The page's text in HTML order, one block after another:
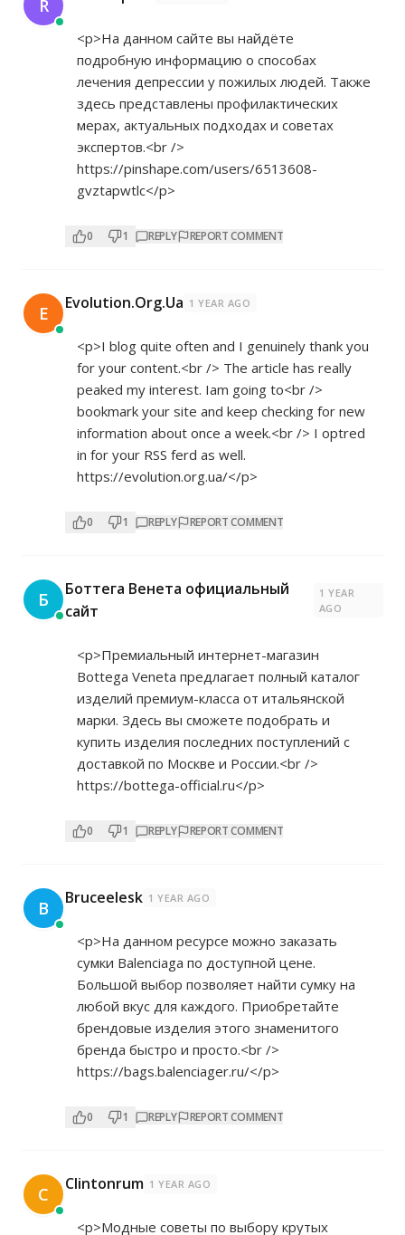
R
<p>На данном сайте вы найдёте
подробную информацию о способах
лечения депрессии у пожилых людей. Также
здесь представлены профилактических
мерах, актуальных подходах и советах
экспертов.<br />
https://pinshape.com/users/6513608-
gvztapwtlc</p>
0 1 REPLY REPORT COMMENT
E Evolution.Org.Ua 1 YEAR AGO
<p>I blog quite often and I genuinely thank you
for your content.<br /> The article has really
peaked my interest. Iam going to<br />
bookmark your site and keep checking for new
information about once a week.<br /> I optred
in for your RSS ferd as well.
https://evolution.org.ua/</p>
0 1 REPLY REPORT COMMENT
Б
Боттега Венета официальный
сайт
1 YEAR
AGO
<p>Премиальный интернет-магазин
Bottega Veneta предлагает полный каталог
изделий премиум-класса от итальянской
марки. Здесь вы сможете подобрать и
купить изделия последних поступлений с
доставкой по Москве и России.<br />
https://bottega-official.ru</p>
0 1 REPLY REPORT COMMENT
B Bruceelesk 1 YEAR AGO
<p>На данном ресурсе можно заказать
сумки Balenciaga по доступной цене.
Большой выбор позволяет найти сумку на
любой вкус для каждого. Приобретайте
брендовые изделия этого знаменитого
бренда быстро и просто.<br />
https://bags.balenciager.ru/</p>
0 1 REPLY REPORT COMMENT
C Clintonrum 1 YEAR AGO
<p>Модные советы по выбору крутых